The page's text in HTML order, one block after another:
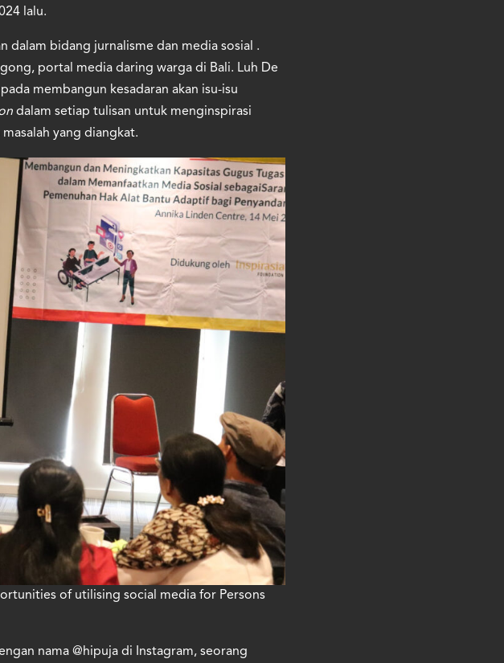
lalu.
dalam bidang jurnalisme dan media sosial .
portal media daring warga di Bali. Luh De
membangun kesadaran akan isu-isu
dalam setiap tulisan untuk menginspirasi
yang diangkat.
of utilising social media for Persons
nama @hipuja di Instagram, seorang